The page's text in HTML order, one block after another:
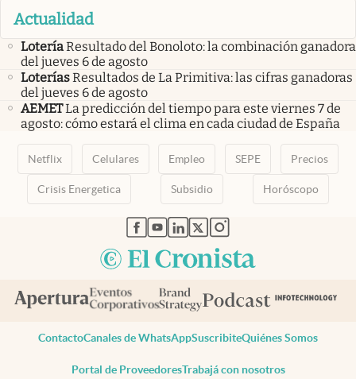
Actualidad
LoteríaResultado del Bonoloto: la combinación ganadora
del jueves 6 de agosto
LoteríasResultados de La Primitiva: las cifras ganadoras
del jueves 6 de agosto
AEMETLa predicción del tiempo para este viernes 7 de
agosto: cómo estará el clima en cada ciudad de España
Netflix Celulares Empleo SEPE Precios
Crisis Energetica Subsidio Horóscopo
abre en nueva pestaña
abre en nueva pestaña
abre en nueva pestaña
abre en nueva pestaña
abre en nueva pestaña
ContactoCanales de WhatsAppSuscribiteQuiénes Somos
Portal de ProveedoresTrabajá con nosotros